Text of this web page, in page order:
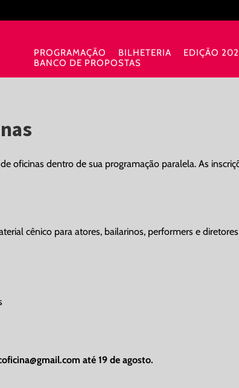
PROGRAMAÇÃO BILHETERIA EDIÇÃO
BANCO DE PROPOSTAS
oficinas dentro de sua programação paralela. As
cênico para atores, bailarinos, performers e
até 19 de agosto.